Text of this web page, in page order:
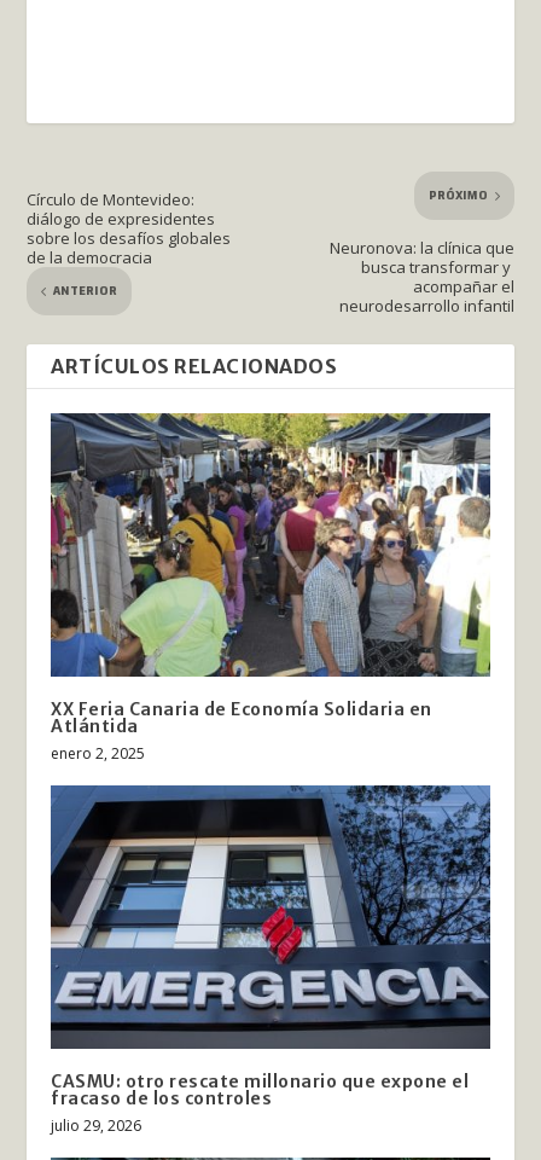
Círculo de Montevideo:
diálogo de expresidentes
sobre los desafíos globales
de la democracia
ANTERIOR
PRÓXIMO
Neuronova: la clínica que
busca transformar y
acompañar el
neurodesarrollo infantil
ARTÍCULOS RELACIONADOS
XX Feria Canaria de Economía Solidaria en
Atlántida
enero 2, 2025
CASMU: otro rescate millonario que expone el
fracaso de los controles
julio 29, 2026